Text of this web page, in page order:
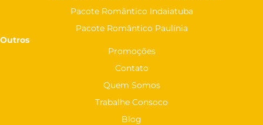
Pacote Romântico Indaiatuba
Pacote Romântico Paulínia
Outros
Promoções
Contato
Quem Somos
Trabalhe Consoco
Blog